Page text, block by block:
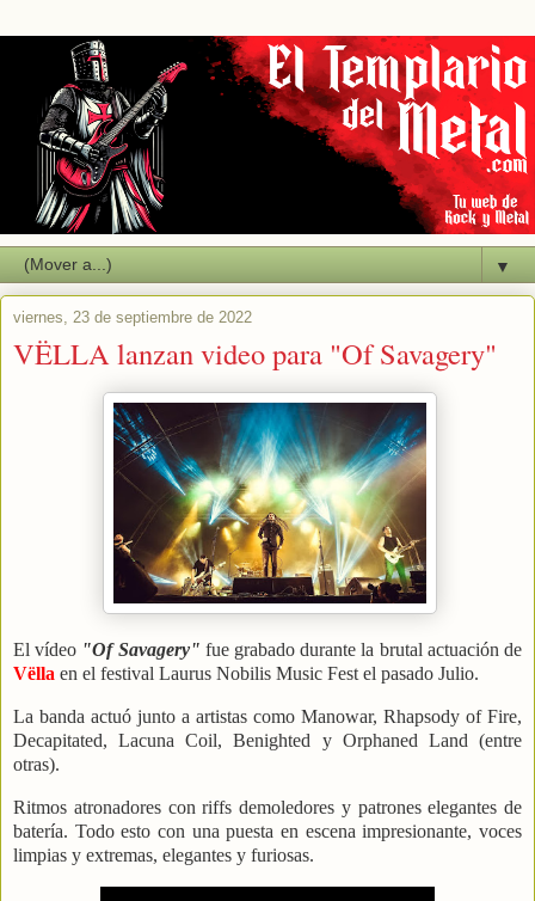
▼
viernes, 23 de septiembre de 2022
VËLLA lanzan video para "Of Savagery"
El vídeo "Of Savagery" fue grabado durante la brutal actuación de
Vëlla en el festival Laurus Nobilis Music Fest el pasado Julio.
La banda actuó junto a artistas como Manowar, Rhapsody of Fire,
Decapitated, Lacuna Coil, Benighted y Orphaned Land (entre
otras).
Ritmos atronadores con riffs demoledores y patrones elegantes de
batería. Todo esto con una puesta en escena impresionante, voces
limpias y extremas, elegantes y furiosas.